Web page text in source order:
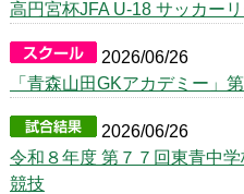
高円宮杯JFA U-18 サッカー
2026/06/26
「青森山田GKアカデミー」
2026/06/26
令和８年度 第７７回東青中
競技